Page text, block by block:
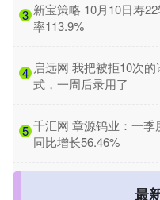
3 新宝策略 10月10日寿
率113.9%
4 启远网 我把被拒10次的
式，一周后录用了
5 千汇网 章源钨业：一季
同比增长56.46%
最